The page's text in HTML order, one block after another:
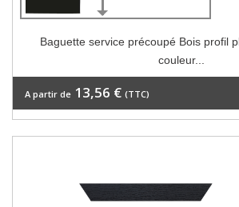
Baguette service précoupé Bois profil
couleur...
A partir de 13,56 € (TTC)